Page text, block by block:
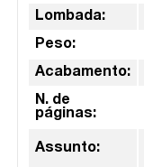
Lombada:
Peso:
Acabamento:
N. de
páginas:
Assunto: